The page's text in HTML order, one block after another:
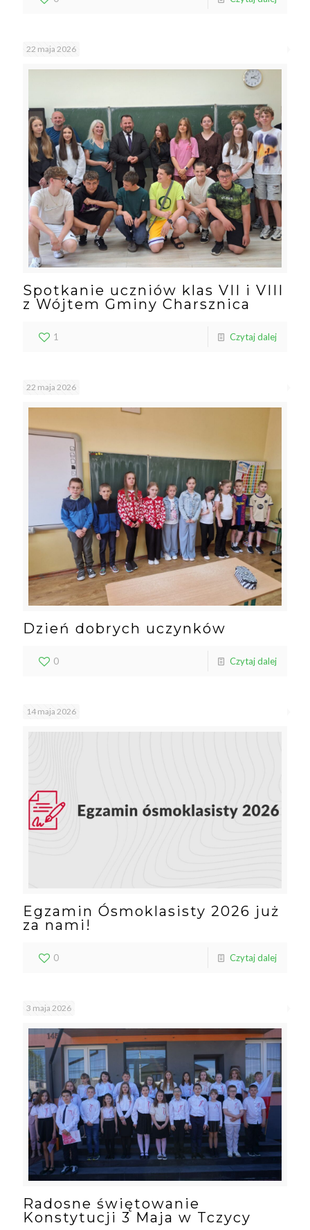
22 maja 2026
Spotkanie uczniów klas VII i VIII
z Wójtem Gminy Charsznica
1 Czytaj dalej
22 maja 2026
Dzień dobrych uczynków
0 Czytaj dalej
14 maja 2026
Egzamin Ósmoklasisty 2026 już
za nami!
0 Czytaj dalej
3 maja 2026
Radosne świętowanie
Konstytucji 3 Maja w Tczycy